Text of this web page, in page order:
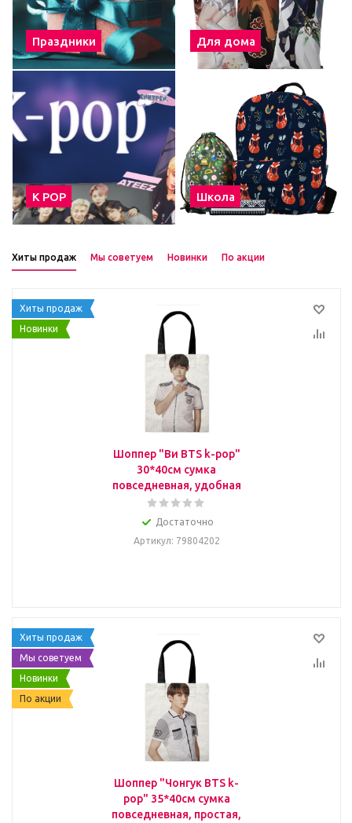
Праздники Для дома
К POP Школа
Хиты продаж Мы советуем Новинки По акции
Хиты продаж
Новинки
Шоппер "Ви BTS k-pop"
30*40см сумка
повседневная, удобная
Достаточно
Артикул: 79804202
Хиты продаж
Мы советуем
Новинки
По акции
Шоппер "Чонгук BTS k-
pop" 35*40см сумка
повседневная, простая,